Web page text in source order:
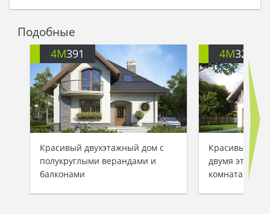
того, чтобы помочь Оберону создать самую
красивую виллу среди небожителей. И когда
Титания увидела дом, она воскликнула:
- Этот дом – живой памятник нашей любви! Он
лишь приумножит ее и сбережет.
С тех пор вилла Титании и Оберона стала
символом преданности и чистой, взаимной
любви…
Подобные
4M391
Красивый двухэтажный дом с
полукруглыми верандами и
балконами
4M3200
Красивый
двумя
комнатами